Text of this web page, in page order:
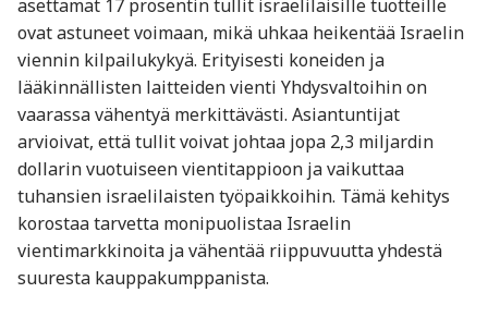
asettamat 17 prosentin tullit israelilaisille tuotteille
ovat astuneet voimaan, mikä uhkaa heikentää Israelin
viennin kilpailukykyä. Erityisesti koneiden ja
lääkinnällisten laitteiden vienti Yhdysvaltoihin on
vaarassa vähentyä merkittävästi. Asiantuntijat
arvioivat, että tullit voivat johtaa jopa 2,3 miljardin
dollarin vuotuiseen vientitappioon ja vaikuttaa
tuhansien israelilaisten työpaikkoihin. Tämä kehitys
korostaa tarvetta monipuolistaa Israelin
vientimarkkinoita ja vähentää riippuvuutta yhdestä
suuresta kauppakumppanista. ​